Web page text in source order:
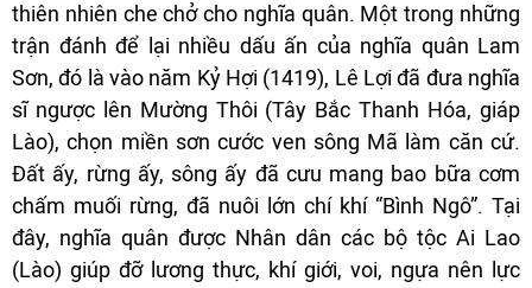
thiên nhiên che chở cho nghĩa quân. Một trong những
trận đánh để lại nhiều dấu ấn của nghĩa quân Lam
Sơn, đó là vào năm Kỷ Hợi (1419), Lê Lợi đã đưa nghĩa
sĩ ngược lên Mường Thôi (Tây Bắc Thanh Hóa, giáp
Lào), chọn miền sơn cước ven sông Mã làm căn cứ.
Đất ấy, rừng ấy, sông ấy đã cưu mang bao bữa cơm
chấm muối rừng, đã nuôi lớn chí khí “Bình Ngô”. Tại
đây, nghĩa quân được Nhân dân các bộ tộc Ai Lao
(Lào) giúp đỡ lương thực, khí giới, voi, ngựa nên lực